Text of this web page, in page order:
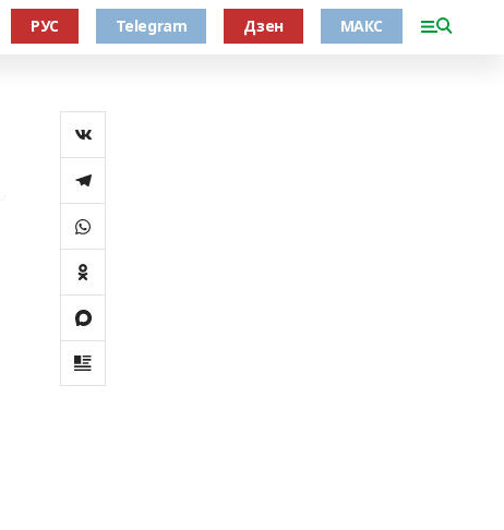
РУС Telegram Дзен МАКС